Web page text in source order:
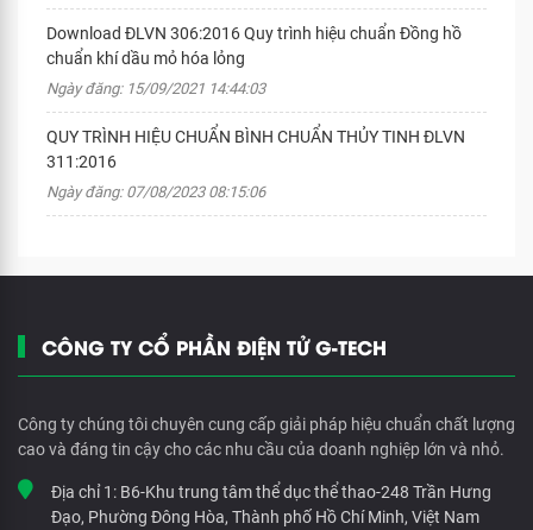
Download ĐLVN 306:2016 Quy trình hiệu chuẩn Đồng hồ
chuẩn khí dầu mỏ hóa lỏng
Ngày đăng: 15/09/2021 14:44:03
QUY TRÌNH HIỆU CHUẨN BÌNH CHUẨN THỦY TINH ĐLVN
311:2016
Ngày đăng: 07/08/2023 08:15:06
CÔNG TY CỔ PHẦN ĐIỆN TỬ G-TECH
Công ty chúng tôi chuyên cung cấp giải pháp hiệu chuẩn chất lượng
cao và đáng tin cậy cho các nhu cầu của doanh nghiệp lớn và nhỏ.
Địa chỉ 1: B6-Khu trung tâm thể dục thể thao-248 Trần Hưng
Đạo, Phường Đông Hòa, Thành phố Hồ Chí Minh, Việt Nam